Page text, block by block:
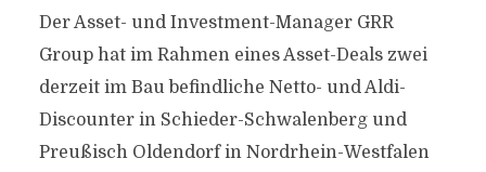
Der Asset- und Investment-Manager GRR
Group hat im Rahmen eines Asset-Deals zwei
derzeit im Bau befindliche Netto- und Aldi-
Discounter in Schieder-Schwalenberg und
Preußisch Oldendorf in Nordrhein-Westfalen